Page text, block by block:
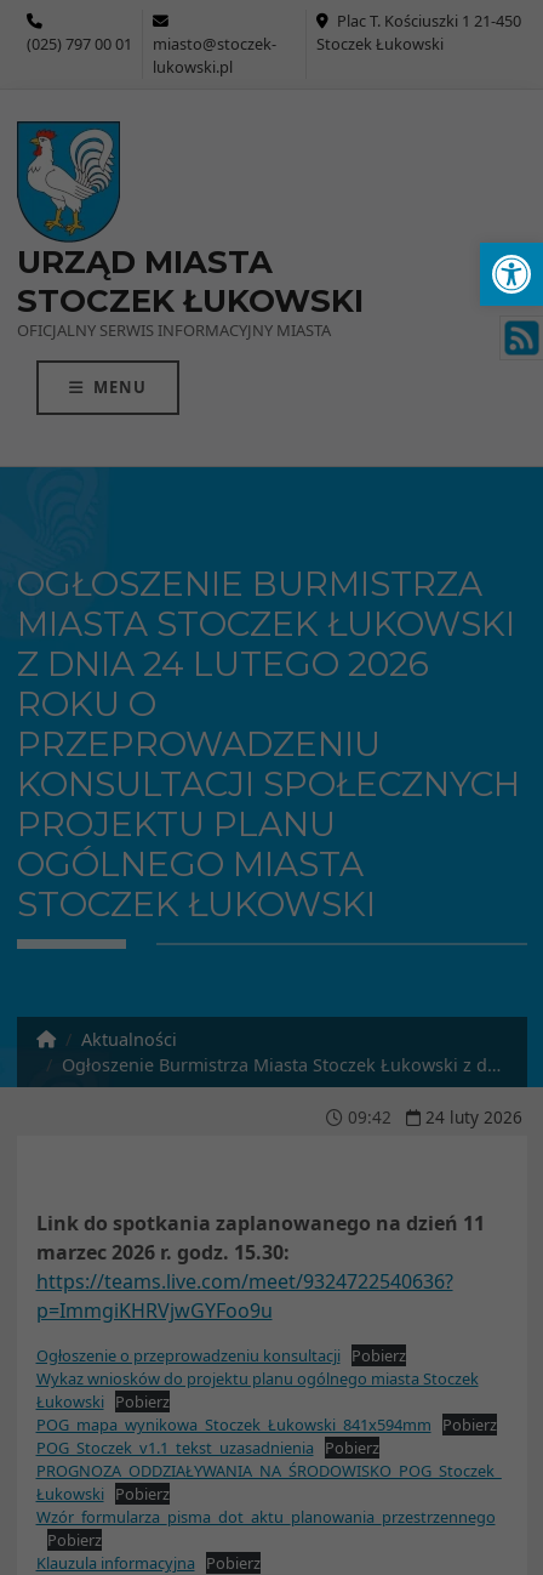
(025) 797 00 01
miasto@stoczek-
lukowski.pl
Plac T. Kościuszki 1 21-450
Stoczek Łukowski
URZĄD MIASTA
STOCZEK ŁUKOWSKI
OFICJALNY SERWIS INFORMACYJNY MIASTA
MENU
OGŁOSZENIE BURMISTRZA
MIASTA STOCZEK ŁUKOWSKI
Z DNIA 24 LUTEGO 2026
ROKU O
PRZEPROWADZENIU
KONSULTACJI SPOŁECZNYCH
PROJEKTU PLANU
OGÓLNEGO MIASTA
STOCZEK ŁUKOWSKI
Aktualności
Ogłoszenie Burmistrza Miasta Stoczek Łukowski z dnia 24 lutego 2026 roku o przeprowadzeniu konsultacji społecznych projektu planu ogólnego miasta Stoczek Łukowski
09:42 24 luty 2026
Link do spotkania zaplanowanego na dzień 11
marzec 2026 r. godz. 15.30:
https://teams.live.com/meet/9324722540636?
p=ImmgiKHRVjwGYFoo9u
Ogłoszenie o przeprowadzeniu konsultacji
Pobierz
Wykaz wniosków do projektu planu ogólnego miasta Stoczek
Łukowski
Pobierz
POG_mapa_wynikowa_Stoczek_Łukowski_841x594mm
Pobierz
POG_Stoczek_v1.1_tekst_uzasadnienia
Pobierz
PROGNOZA_ODDZIAŁYWANIA_NA_ŚRODOWISKO_POG_Stoczek_
Łukowski
Pobierz
Wzór_formularza_pisma_dot_aktu_planowania_przestrzennego
Pobierz
Klauzula informacyjna
Pobierz